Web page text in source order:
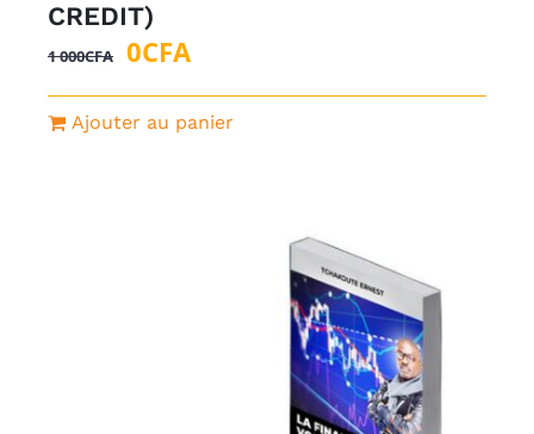
CREDIT)
1 000CFA
Le
prix
initial
0CFALe
prix
actuel
Ajouter au panier